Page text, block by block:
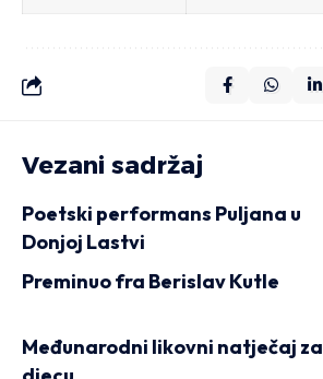
Vezani sadržaj
Poetski performans Puljana u
Donjoj Lastvi
Preminuo fra Berislav Kutle
Međunarodni likovni natječaj za